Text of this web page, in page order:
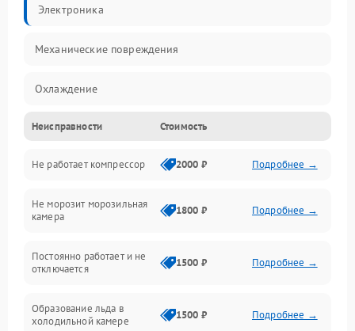
Электроника
Механические повреждения
Охлаждение
Механика
Электропитание
Дренаж
Неисправности Стоимость
Не работает компрессор 2000 ₽ Подробнее →
Не морозит морозильная
камера
1800 ₽ Подробнее →
Постоянно работает и не
отключается
1500 ₽ Подробнее →
Образование льда в
холодильной камере
1500 ₽ Подробнее →